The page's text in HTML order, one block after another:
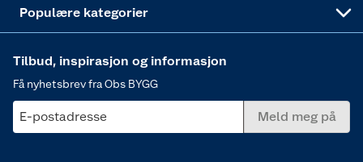
Populære kategorier
Tilbud, inspirasjon og informasjon
Få nyhetsbrev fra Obs BYGG
E-postadresse Meld meg på